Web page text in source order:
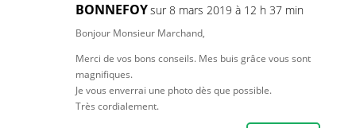
BONNEFOYsur 8 mars 2019 à 12 h 37 min
Bonjour Monsieur Marchand,
Merci de vos bons conseils. Mes buis grâce vous sont
magnifiques.
Je vous enverrai une photo dès que possible.
Très cordialement.